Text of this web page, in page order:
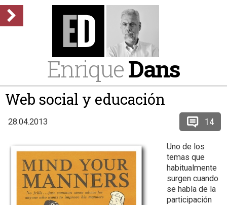
EnriqueDans
Web social y educación
28.04.2013 14
Uno de los
temas que
habitualmente
surgen cuando
se habla de la
participación